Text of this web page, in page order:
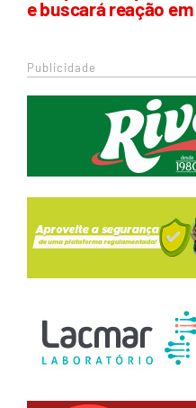
e buscará reação
Publicidade